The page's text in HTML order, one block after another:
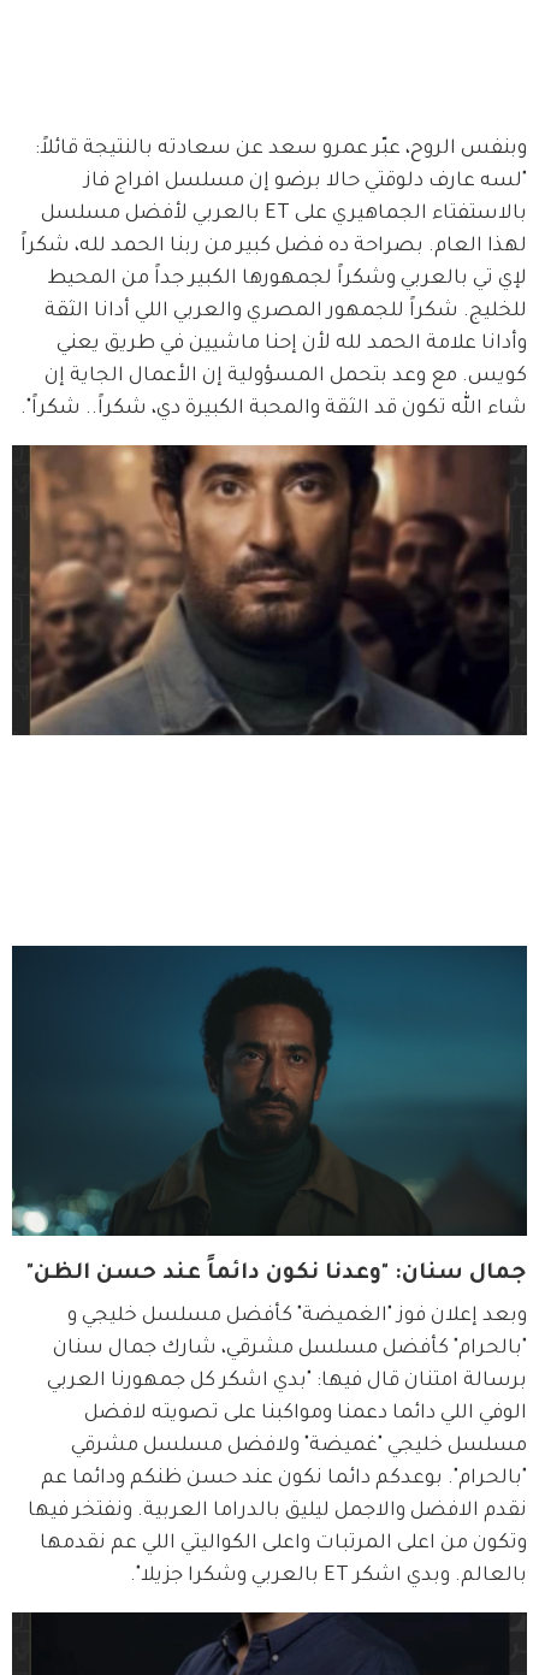
وبنفس الروح، عبّر عمرو سعد عن سعادته بالنتيجة قائلاً:
"لسه عارف دلوقتي حالا برضو إن مسلسل افراج فاز
بالاستفتاء الجماهيري على ET بالعربي لأفضل مسلسل
لهذا العام. بصراحة ده فضل كبير من ربنا الحمد لله، شكراً
لإي تي بالعربي وشكراً لجمهورها الكبير جداً من المحيط
للخليج. شكراً للجمهور المصري والعربي اللي أدانا الثقة
وأدانا علامة الحمد لله لأن إحنا ماشيين في طريق يعني
كويس. مع وعد بتحمل المسؤولية إن الأعمال الجاية إن
شاء الله تكون قد الثقة والمحبة الكبيرة دي، شكراً.. شكراً".
جمال سنان: "وعدنا نكون دائماً عند حسن الظن"
وبعد إعلان فوز "الغميضة" كأفضل مسلسل خليجي و
"بالحرام" كأفضل مسلسل مشرقي، شارك جمال سنان
برسالة امتنان قال فيها: "بدي اشكر كل جمهورنا العربي
الوفي اللي دائما دعمنا ومواكبنا على تصويته لافضل
مسلسل خليجي "غميضة" ولافضل مسلسل مشرقي
"بالحرام". بوعدكم دائما نكون عند حسن ظنكم ودائما عم
نقدم الافضل والاجمل ليليق بالدراما العربية. ونفتخر فيها
وتكون من اعلى المرتبات واعلى الكواليتي اللي عم نقدمها
بالعالم. وبدي اشكر ET بالعربي وشكرا جزيلا".